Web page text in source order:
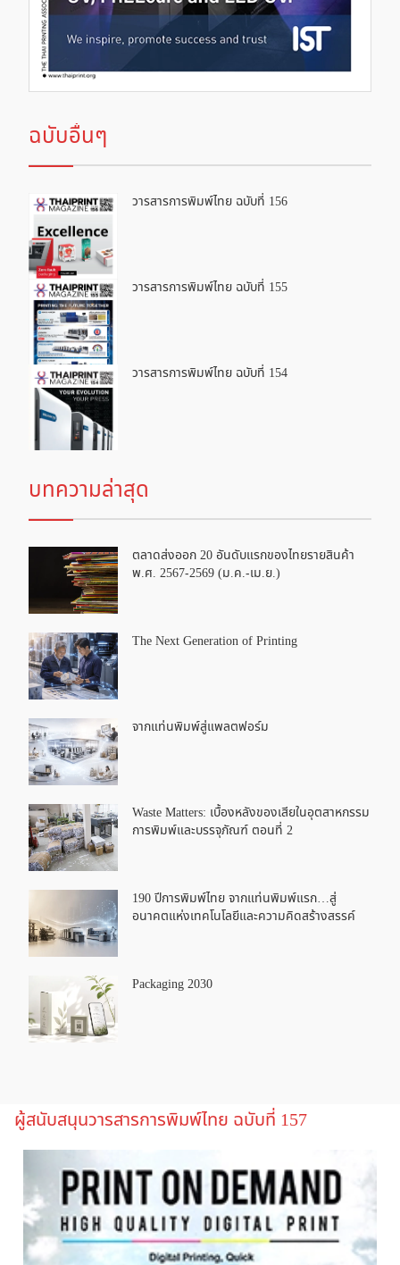
ฉบับอื่นๆ
วารสารการพิมพ์ไทย ฉบับที่ 156
วารสารการพิมพ์ไทย ฉบับที่ 155
วารสารการพิมพ์ไทย ฉบับที่ 154
บทความล่าสุด
ตลาดส่งออก 20 อันดับแรกของไทยรายสินค้า
พ.ศ. 2567-2569 (ม.ค.-เม.ย.)
The Next Generation of Printing
จากแท่นพิมพ์สู่แพลตฟอร์ม
Waste Matters: เบื้องหลังของเสียในอุตสาหกรรม
การพิมพ์และบรรจุภัณฑ์ ตอนที่ 2
190 ปีการพิมพ์ไทย จากแท่นพิมพ์แรก…สู่
อนาคตแห่งเทคโนโลยีและความคิดสร้างสรรค์
Packaging 2030
ผู้สนับสนุนวารสารการพิมพ์ไทย ฉบับที่ 157